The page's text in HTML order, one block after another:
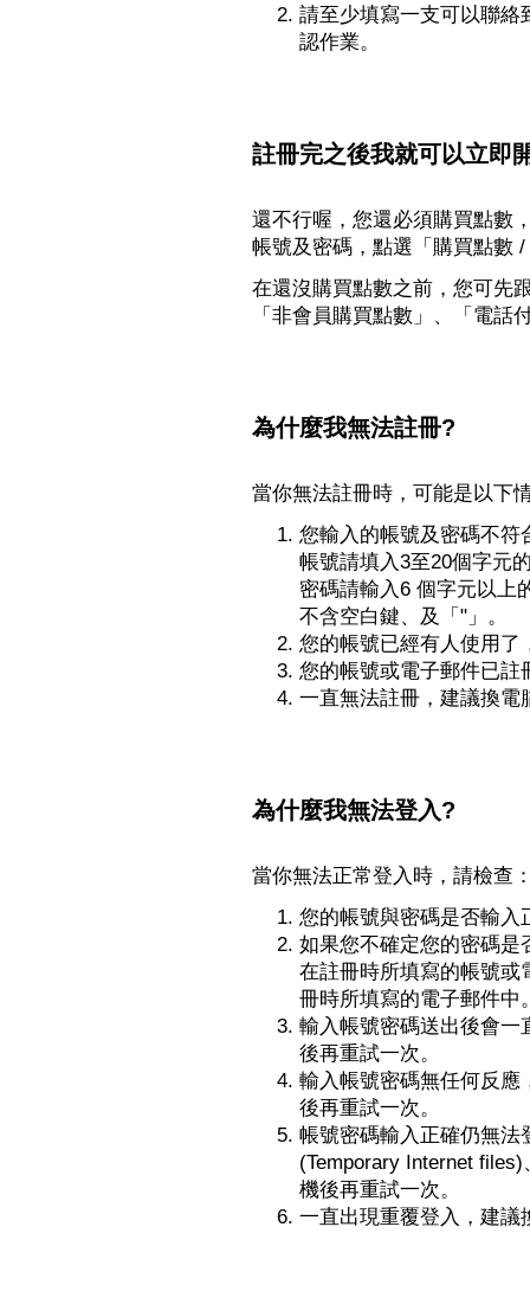
請至少填寫一支可以聯絡
認作業。
註冊完之後我就可以立即
還不行喔，您還必須購買點數
帳號及密碼，點選「購買點數
在還沒購買點數之前，您可先
「非會員購買點數」、「電話
為什麼我無法註冊?
當你無法註冊時，可能是以下
您輸入的帳號及密碼不符
帳號請填入3至20個字元
密碼請輸入6 個字元以上
不含空白鍵、及「"」。
您的帳號已經有人使用了
您的帳號或電子郵件已註
一直無法註冊，建議換電
為什麼我無法登入?
當你無法正常登入時，請檢查
您的帳號與密碼是否輸入
如果您不確定您的密碼是
在註冊時所填寫的帳號或
冊時所填寫的電子郵件中
輸入帳號密碼送出後會一
後再重試一次。
輸入帳號密碼無任何反應
後再重試一次。
帳號密碼輸入正確仍無法
(Temporary Internet
機後再重試一次。
一直出現重覆登入，建議